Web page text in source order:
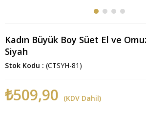
Kadın Büyük Boy Süet El ve
Siyah
Stok Kodu (CTSYH-81)
₺509,90 (KDV Dahil)